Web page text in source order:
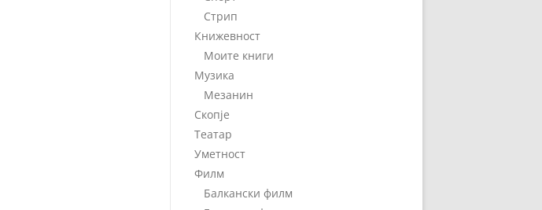
Стрип
Книжевност
Моите книги
Музика
Мезанин
Скопје
Театар
Уметност
Филм
Балкански филм